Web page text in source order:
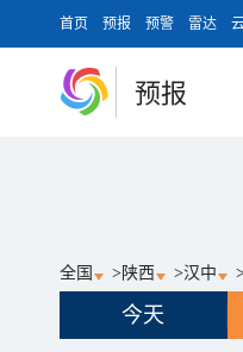
首页 预报 预警 雷达
预报
全国 > 陕西 >汉中 >
今天